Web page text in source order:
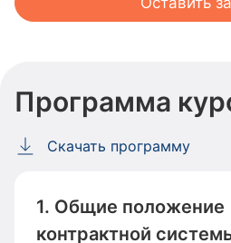
Программа
Скачать программу
1. Общие положение
контрактной